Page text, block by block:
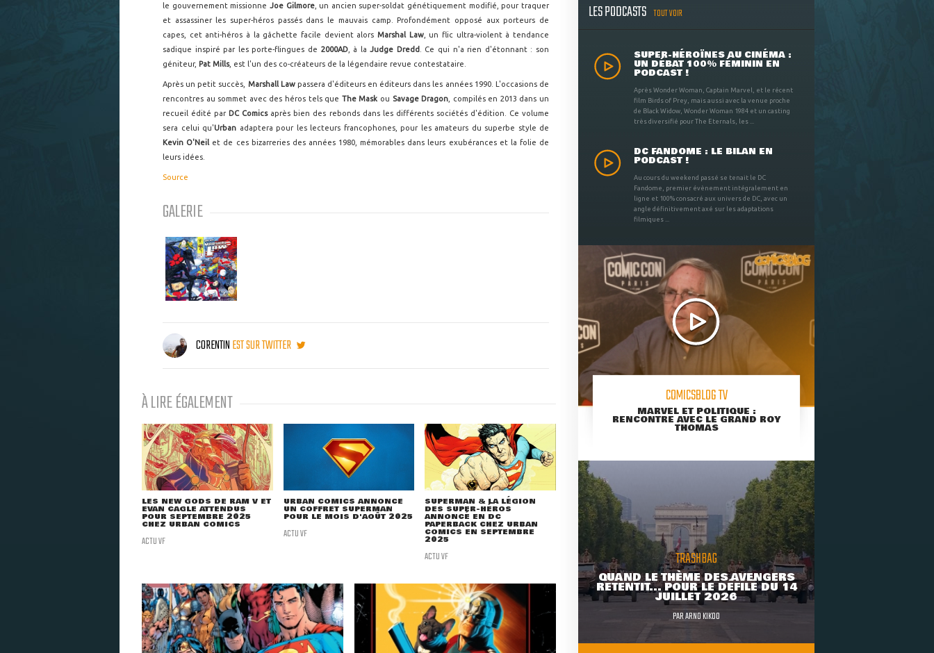
le gouvernement missionne Joe Gilmore, un ancien super-soldat génétiquement modifié, pour traquer
et assassiner les super-héros passés dans le mauvais camp. Profondément opposé aux porteurs de
capes, cet anti-héros à la gâchette facile devient alors Marshal Law, un flic ultra-violent à tendance
sadique inspiré par les porte-flingues de 2000AD, à laJudge Dredd
. Ce qui n'a rien d'étonnant : son
géniteur, Pat Mills, est l'un des co-créateurs de la légendaire revue contestataire.
Après un petit succès, Marshall Lawpassera d'éditeurs en éditeurs dans les années 1990. L'occasions de
rencontres au sommet avec des héros tels que The Mask ou Savage Dragon , compilés en 2013 dans un
recueil édité par DC Comicsaprès bien des rebonds dans les différents sociétés d'édition. Ce volume
sera celui qu'Urban adaptera pour les lecteurs francophones, pour les amateurs du superbe style de
Kevin O'Neil et de ces bizarreries des années 1980, mémorables dans leurs exubérances et la folie de
leurs idées.
Source
GALERIE
CORENTINEST SUR TWITTER
À LIRE ÉGALEMENT
LES NEW GODS DE RAM V ET
EVAN CAGLE ATTENDUS
POUR SEPTEMBRE 2025
CHEZ URBAN COMICS
ACTU VF
URBAN COMICS ANNONCE
UN COFFRET SUPERMAN
POUR LE MOIS D'AOÛT 2025
ACTU VF
SUPERMAN & LA LÉGION
DES SUPER-HÉROS
ANNONCÉ EN DC
PAPERBACK CHEZ URBAN
COMICS EN SEPTEMBRE
2025
ACTU VF
LES PODCASTS TOUT VOIR
SUPER-HÉROÏNES AU CINÉMA :
UN DÉBAT 100% FÉMININ EN
PODCAST !
Après Wonder Woman, Captain Marvel, et le récent
film Birds of Prey, mais aussi avec la venue proche
de Black Widow, Wonder Woman 1984 et un casting
très diversifié pour The Eternals, les ...
DC FANDOME : LE BILAN EN
PODCAST !
Au cours du weekend passé se tenait le DC
Fandome, premier évènement intégralement en
ligne et 100% consacré aux univers de DC, avec un
angle définitivement axé sur les adaptations
filmiques ...
COMICSBLOG TV
MARVEL ET POLITIQUE :
RENCONTRE AVEC LE GRAND ROY
THOMAS
TRASHBAG
QUAND LE THÈME DES AVENGERS
RETENTIT... POUR LE DÉFILÉ DU 14
JUILLET 2026
PARARNO KIKOO